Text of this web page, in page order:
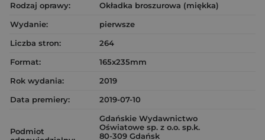
Rodzaj oprawy:
Okładka broszurowa (miękka)
Wydanie:
pierwsze
Liczba stron:
264
Format:
165x235mm
Rok wydania:
2019
Data premiery:
2019-07-10
Podmiot
Gdańskie Wydawnictwo
Oświatowe sp. z o.o. sp.k.
80-309 Gdańsk